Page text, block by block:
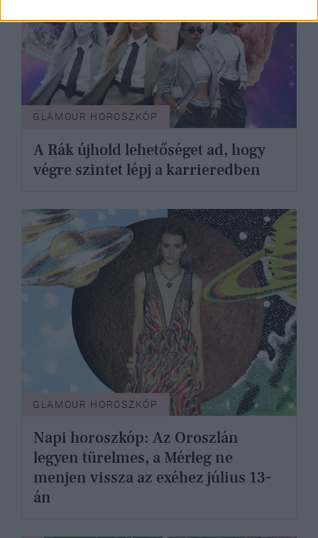
GLAMOUR HOROSZKÓP
A Rák újhold lehetőséget ad, hogy
végre szintet lépj a karrieredben
GLAMOUR HOROSZKÓP
Napi horoszkóp: Az Oroszlán
legyen türelmes, a Mérleg ne
menjen vissza az exéhez július 13-
án